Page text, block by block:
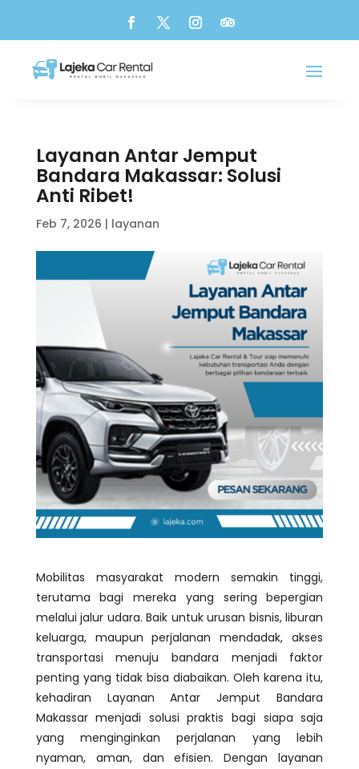
Layanan Antar Jemput
Bandara Makassar: Solusi
Anti Ribet!
Feb 7, 2026 | layanan
Mobilitas masyarakat modern semakin tinggi,
terutama bagi mereka yang sering bepergian
melalui jalur udara. Baik untuk urusan bisnis, liburan
keluarga, maupun perjalanan mendadak, akses
transportasi menuju bandara menjadi faktor
penting yang tidak bisa diabaikan. Oleh karena itu,
kehadiran Layanan Antar Jemput Bandara
Makassar menjadi solusi praktis bagi siapa saja
yang menginginkan perjalanan yang lebih
nyaman, aman, dan efisien. Dengan layanan